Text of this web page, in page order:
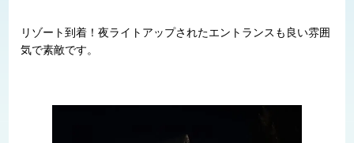
リゾート到着！夜ライトアップされたエントランスも良い雰囲
気で素敵です。